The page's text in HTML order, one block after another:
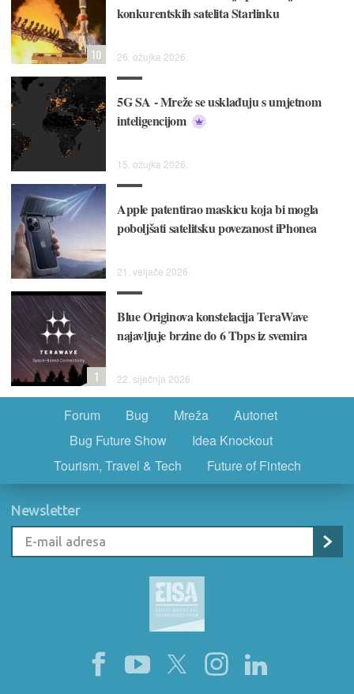
konkurentskih satelita Starlinku
26. ožujka 2026.
10
5G SA - Mreže se usklađuju s umjetnom
inteligencijom
15. ožujka 2026.
Apple patentirao maskicu koja bi mogla
poboljšati satelitsku povezanost iPhonea
21. veljače 2026.
Blue Originova konstelacija TeraWave
najavljuje brzine do 6 Tbps iz svemira
22. siječnja 2026.
1
Forum Bug Mreža
Autonet
Bug Future Show
Idea Knockout
Tourism, Travel & Tech
Future of Fintech
Newsletter